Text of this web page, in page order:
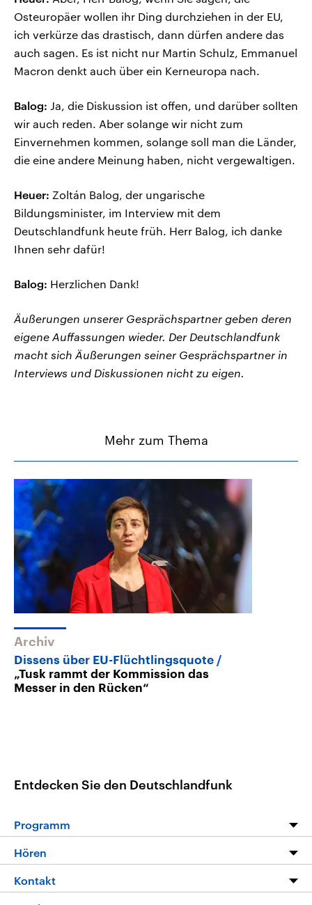
Osteuropäer wollen ihr Ding durchziehen in der EU,
ich verkürze das drastisch, dann dürfen andere das
auch sagen. Es ist nicht nur Martin Schulz, Emmanuel
Macron denkt auch über ein Kerneuropa nach.
Balog: Ja, die Diskussion ist offen, und darüber sollten
wir auch reden. Aber solange wir nicht zum
Einvernehmen kommen, solange soll man die Länder,
die eine andere Meinung haben, nicht vergewaltigen.
Heuer: Zoltán Balog, der ungarische
Bildungsminister, im Interview mit dem
Deutschlandfunk heute früh. Herr Balog, ich danke
Ihnen sehr dafür!
Balog: Herzlichen Dank!
Äußerungen unserer Gesprächspartner geben deren
eigene Auffassungen wieder. Der Deutschlandfunk
macht sich Äußerungen seiner Gesprächspartner in
Interviews und Diskussionen nicht zu eigen.
Mehr zum Thema
Archiv
Dissens über EU-Flüchtlingsquote
„Tusk rammt der Kommission das
Messer in den Rücken“
Entdecken Sie den Deutschlandfunk
Programm
Programm
Die Nachrichten
Hören
Livestream
Kontakt